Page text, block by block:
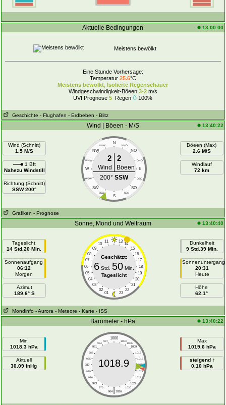
Aktuelle Bedingungen 13:00:00
Meistens bewölkt
Eine Stunde Vorhersage:
Temperatur 25.6°C
Meistens bewölkt, Isolierte Regenschauer
Windgeschwindigkeit-Böeen 3-2m/s
UVI Prognose5 Regen 100%
Geschichte - Flughafen - Erdbeben - Blitz
Wind | Böeen - M/S 13:40:22
Wind (Schnitt)
1.5 M/S
1 Bft
Nahezu Windstill
Richtung (Schnitt)
SSW 200°
N
NNW NNO
NW NO
WNW ONO
W E
WSW OSO
SW SO
SSW SSO
S
2 2
Wind
Böeen
200° SSW
Böeen (Max)
2.6 M/S
Windlauf
72 km
Grafiken - Prognose
Sonne, Mond und Weltraum 13:40:40
Tageslicht
14 Std.20 Min.
Sonnenaufgang
06:12
Morgen
Azimut
189.6° S
11 13
10
14
09
15
08
16
07
17
06
18
05
19
04
20
03
21
02
22
01 23
Geschätzt:
6Std. 50Min.
Tageslicht
Dunkelheit
9 Std.39 Min.
Sonnenuntergang
20:31
Heute
Höhe
62.1°
Mondinfo - Aurora - Meteore - Karte - ISS
Barometer - hPa 13:40:22
Min
1018.3 hPa
Aktuell
30.09 inHg
1000
997 1003
994
1006
991
1009
988
1012
985
1015
982
1018
979
1021
976
1024
973
1027
970
1030
|
964 1036
1018.9
Max
1019.6 hPa
steigend ↑
0.10 hPa